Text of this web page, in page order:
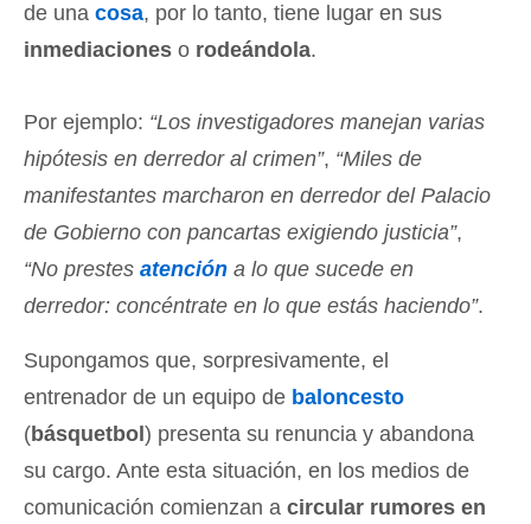
de una cosa, por lo tanto, tiene lugar en sus
inmediaciones o rodeándola.
Por ejemplo: “Los investigadores manejan varias
hipótesis en derredor al crimen”, “Miles de
manifestantes marcharon en derredor del Palacio
de Gobierno con pancartas exigiendo justicia”,
“No prestes atención a lo que sucede en
derredor: concéntrate en lo que estás haciendo”.
Supongamos que, sorpresivamente, el
entrenador de un equipo de baloncesto
(básquetbol ) presenta su renuncia y abandona
su cargo. Ante esta situación, en los medios de
comunicación comienzan a circular rumores en